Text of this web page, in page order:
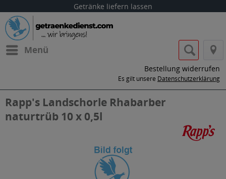
Getränke liefern lassen
Menü
Bestellung widerrufen
Es gilt unsere Datenschutzerklärung
Rapp's Landschorle Rhabarber
naturtrüb 10 x 0,5l